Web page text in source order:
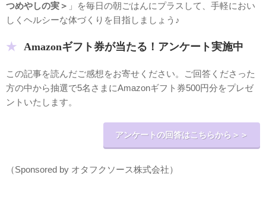
つめやしの実＞ 」を毎日の朝ごはんにプラスして、手軽におい
しくヘルシーな体づくりを目指しましょう♪
Amazonギフト券が当たる！アンケート実施中
この記事を読んだご感想をお寄せください。ご回答くださった
方の中から抽選で5名さまにAmazonギフト券500円分をプレゼ
ントいたします。
アンケートの回答はこちらから＞＞
（Sponsored by オタフクソース株式会社）